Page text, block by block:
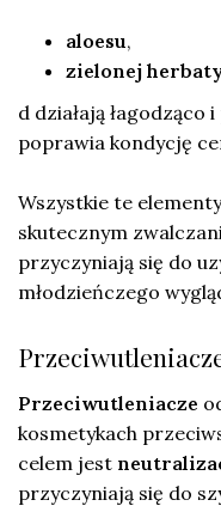
aloesu,
zielonej
d działają
poprawia kondycję
Wszystkie te
skutecznym
przyczyniają się do
młodzieńczego
Przeciwutleniacze
kosmetykach
celem jest
przyczyniają się do